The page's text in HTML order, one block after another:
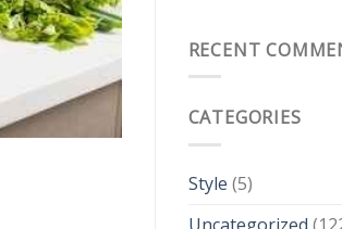
RECENT
CATEGORIES
Style (5)